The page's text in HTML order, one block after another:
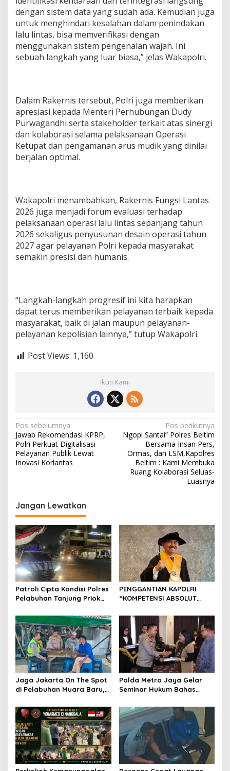
dengan sistem data yang sudah ada. Kemudian juga
untuk menghindari kesalahan dalam penindakan
lalu lintas, bisa memverifikasi dengan
menggunakan sistem pengenalan wajah. Ini
sebuah langkah yang luar biasa,” jelas Wakapolri.
Dalam Rakernis tersebut, Polri juga memberikan
apresiasi kepada Menteri Perhubungan Dudy
Purwagandhi serta stakeholder terkait atas sinergi
dan kolaborasi selama pelaksanaan Operasi
Ketupat dan pengamanan arus mudik yang dinilai
berjalan optimal.
Wakapolri menambahkan, Rakernis Fungsi Lantas
2026 juga menjadi forum evaluasi terhadap
pelaksanaan operasi lalu lintas sepanjang tahun
2026 sekaligus penyusunan desain operasi tahun
2027 agar pelayanan Polri kepada masyarakat
semakin presisi dan humanis.
“Langkah-langkah progresif ini kita harapkan
dapat terus memberikan pelayanan terbaik kepada
masyarakat, baik di jalan maupun pelayanan-
pelayanan kepolisian lainnya,” tutup Wakapolri.
Post Views: 1,160
Ikuti Kami
N
a
v
i
a
s
i
p
o
s
Pos sebelumnya
Jawab Rekomendasi KPRP,
Polri Perkuat Digitalisasi
Pelayanan Publik Lewat
Inovasi Korlantas
Pos berikutnya
Ngopi Santai” Polres Beltim
Bersama Insan Pers,
Ormas, dan LSM,Kapolres
Beltim : Kami Membuka
Ruang Kolaborasi Seluas-
Luasnya
Jangan Lewatkan
Patroli Cipta Kondisi Polres
Pelabuhan Tanjung Priok
Kawasan Pelabuhan,
Situasi Berlangsung Aman
dan Kondusif
PENGGANTIAN KAPOLRI
“KOMPETENSI ABSOLUT
Jaga Jakarta On The Spot
di Pelabuhan Muara Baru,
Priok Perkuat Sinergi
Kamtibmas Bersama
Masyarakat
Polda Metro Jaya Gelar
Seminar Hukum Bahas
Praperadilan dalam KUHAP
Baru